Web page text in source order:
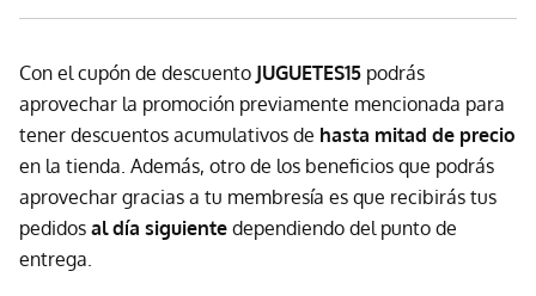
Con el cupón de descuento JUGUETES15 podrás
aprovechar la promoción previamente mencionada para
tener descuentos acumulativos de hasta mitad de precio
en la tienda. Además, otro de los beneficios que podrás
aprovechar gracias a tu membresía es que recibirás tus
pedidos al día siguiente dependiendo del punto de
entrega.